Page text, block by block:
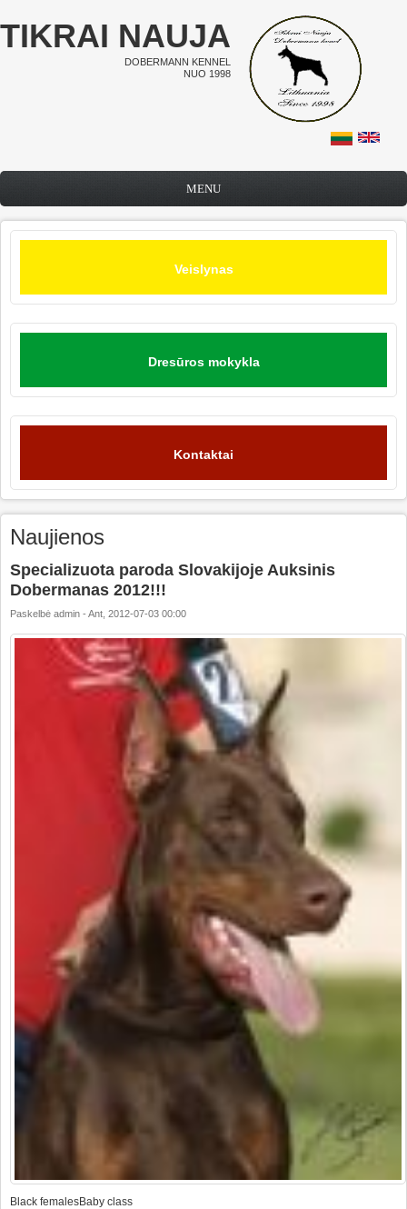
Pereiti į pagrindinį turinį
TIKRAI NAUJA
DOBERMANN KENNEL
NUO 1998
MENU
Veislynas
Dresūros mokykla
Kontaktai
Naujienos
Specializuota paroda Slovakijoje Auksinis
Dobermanas 2012!!!
Paskelbė admin - Ant, 2012-07-03 00:00
Black femalesBaby class